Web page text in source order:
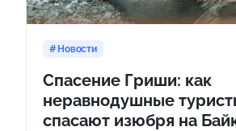
Новости
Спасение Гриши: как
неравнодушные
спасают изюбря на